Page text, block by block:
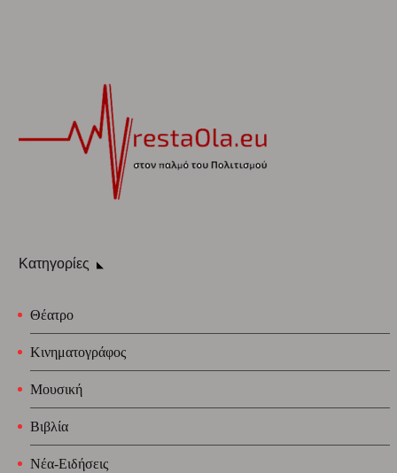
Κατηγορίες
Θέατρο
Κινηματογράφος
Μουσική
Βιβλία
Νέα-Ειδήσεις